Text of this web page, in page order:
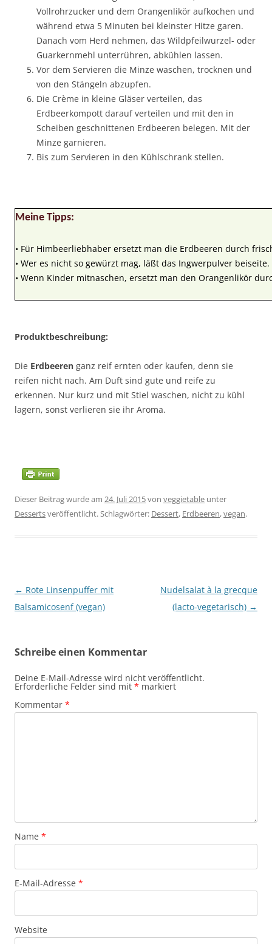
Vollrohrzucker und dem Orangenlikör aufkochen und
während etwa 5 Minuten bei kleinster Hitze garen.
Danach vom Herd nehmen, das Wildpfeilwurzel- oder
Guarkernmehl unterrühren, abkühlen lassen.
Vor dem Servieren die Minze waschen, trocknen und
von den Stängeln abzupfen.
Die Crème in kleine Gläser verteilen, das
Erdbeerkompott darauf verteilen und mit den in
Scheiben geschnittenen Erdbeeren belegen. Mit der
Minze garnieren.
Bis zum Servieren in den Kühlschrank stellen.
Meine Tipps:
• Für Himbeerliebhaber ersetzt man die Erdbeeren durch
• Wer es nicht so gewürzt mag, läßt das Ingwerpulver beiseite.
• Wenn Kinder mitnaschen, ersetzt man den Orangenlikör
Produktbeschreibung:
Die Erdbeeren ganz reif ernten oder kaufen, denn sie
reifen nicht nach. Am Duft sind gute und reife zu
erkennen. Nur kurz und mit Stiel waschen, nicht zu kühl
lagern, sonst verlieren sie ihr Aroma.
Dieser Beitrag wurde am 24. Juli 2015von veggietable unter
Dessertsveröffentlicht. Schlagwörter: Dessert, Erdbeeren,vegan.
Beitragsnavigation
← Rote Linsenpuffer mit
Balsamicosenf (vegan)
Nudelsalat à la grecque
(lacto-vegetarisch) →
Schreibe einen Kommentar
Deine E-Mail-Adresse wird nicht veröffentlicht.
Erforderliche Felder sind mit * markiert
Kommentar *
Name *
E-Mail-Adresse *
Website